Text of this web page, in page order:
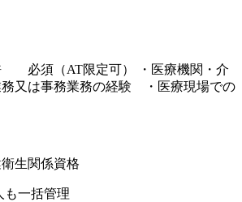
必須（AT限定可） ・医療機関・介
又は事務業務の経験 ・医療現場での
生関係資格
も一括管理